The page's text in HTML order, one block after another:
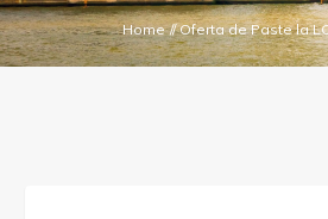
Home //Oferta de Paste la